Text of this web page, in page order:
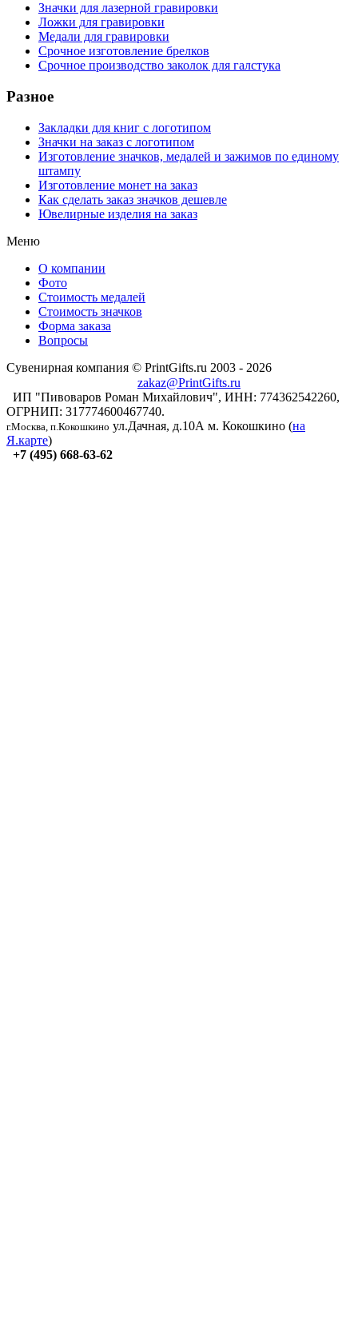
Значки для лазерной гравировки
Ложки для гравировки
Медали для гравировки
Срочное изготовление брелков
Срочное производство заколок для галстука
Разное
Закладки для книг с логотипом
Значки на заказ с логотипом
Изготовление значков, медалей и зажимов по единому
штампу
Изготовление монет на заказ
Как сделать заказ значков дешевле
Ювелирные изделия на заказ
Меню
О компании
Фото
Стоимость медалей
Стоимость значков
Форма заказа
Вопросы
Сувенирная компания © PrintGifts.ru 2003 - 2026
zakaz@PrintGifts.ru
ИП "Пивоваров Роман Михайлович", ИНН: 774362542260,
ОГРНИП: 317774600467740.
г.Москва, п.Кокошкино ул.Дачная, д.10А м. Кокошкино (на
Я.карте)
+7 (495) 668-63-62